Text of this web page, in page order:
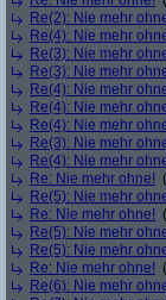
Re(2): Nie mehr
Re(4): Nie mehr
Re(3): Nie mehr
Re(3): Nie mehr
Re(4): Nie mehr
Re(4): Nie mehr
Re(4): Nie mehr
Re(3): Nie mehr
Re(4): Nie mehr
Re: Nie mehr ohne! (
Re(5): Nie mehr
Re: Nie mehr ohne! (
Re(5): Nie mehr
Re(5): Nie mehr
Re: Nie mehr ohne! (
Re(6): Nie mehr